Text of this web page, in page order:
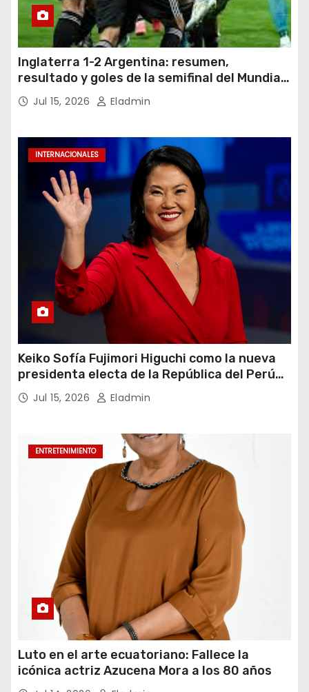
Inglaterra 1-2 Argentina: resumen,
resultado y goles de la semifinal del Mundial
2026Jul 15, 2026 Eladmin
INTERNACIONALES
Keiko Sofía Fujimori Higuchi como la nueva
presidenta electa de la República del Perú
para el periodo constitucional 2026-2031
Jul 15, 2026 Eladmin
ENTRETENIMIENTO
Luto en el arte ecuatoriano: Fallece la
icónica actriz Azucena Mora a los 80 años